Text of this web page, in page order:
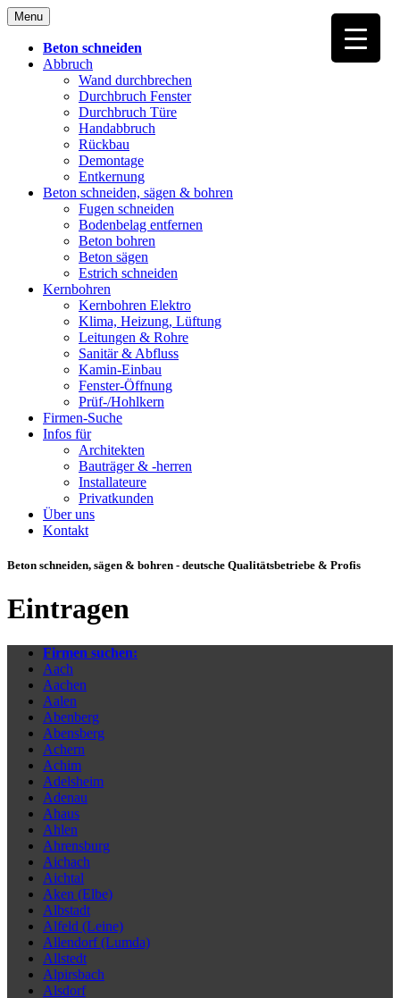
Skip
to
content
Menu
Beton schneiden
Abbruch
Wand durchbrechen
Durchbruch Fenster
Durchbruch Türe
Handabbruch
Rückbau
Demontage
Entkernung
Beton schneiden, sägen & bohren
Fugen schneiden
Bodenbelag entfernen
Beton bohren
Beton sägen
Estrich schneiden
Kernbohren
Kernbohren Elektro
Klima, Heizung, Lüftung
Leitungen & Rohre
Sanitär & Abfluss
Kamin-Einbau
Fenster-Öffnung
Prüf-/Hohlkern
Firmen-Suche
Infos für
Architekten
Bauträger & -herren
Installateure
Privatkunden
Über uns
Kontakt
Beton schneiden, sägen & bohren - deutsche Qualitätsbetriebe & Profis
Eintragen
Firmen suchen:
Aach
Aachen
Aalen
Abenberg
Abensberg
Achern
Achim
Adelsheim
Adenau
Ahaus
Ahlen
Ahrensburg
Aichach
Aichtal
Aken (Elbe)
Albstadt
Alfeld (Leine)
Allendorf (Lumda)
Allstedt
Alpirsbach
Alsdorf